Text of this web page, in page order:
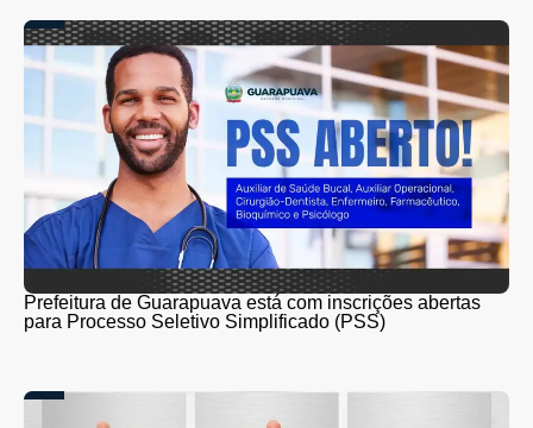
Prefeitura de Guarapuava está com inscrições abertas
para Processo Seletivo Simplificado (PSS)